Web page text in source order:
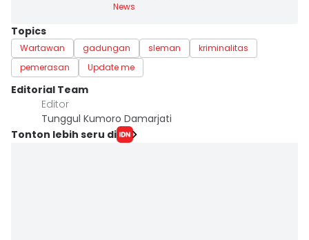
News
Topics
Wartawan gadungan sleman
kriminalitas
pemerasan
Update me
Editorial Team
Editor
Tunggul Kumoro Damarjati
Tonton lebih seru di